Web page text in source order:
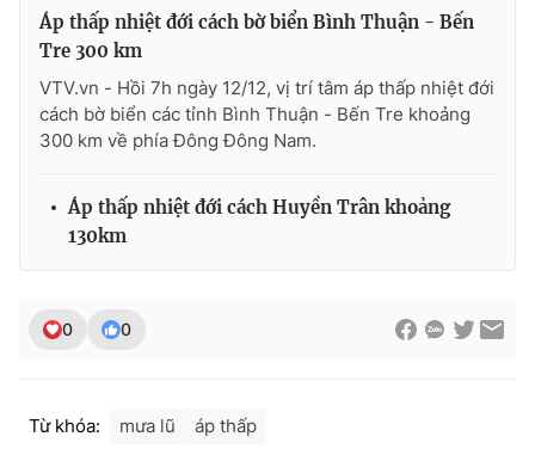
THỜI BÁO VTV
Theo dõi báo trên
Cơ quan báo chí:
Tổng Biên tập:Vũ Thanh Thủy
Áp thấp nhiệt đới cách bờ biển Bình Thuận - Bến
Tre 300 km
VTV.vn - Hồi 7h ngày 12/12, vị trí tâm áp thấp nhiệt đới
cách bờ biển các tỉnh Bình Thuận - Bến Tre khoảng
300 km về phía Đông Đông Nam.
Áp thấp nhiệt đới cách Huyền Trân khoảng
130km
0 0
Từ khóa: mưa lũ áp thấp